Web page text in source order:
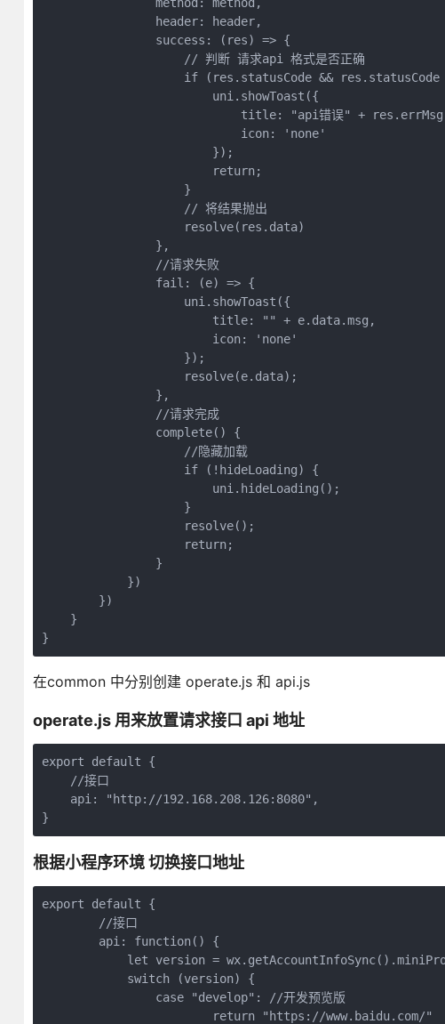
                header: header,
                success: (res) => {
                    // 判断 请求api 格式是否正确
if (res.statusCode && res.statusCode
                        uni.showToast({
title: "api错误" +
                            icon: 'none'
                        });
                        return;
                    }
                    // 将结果抛出
                    resolve(res.data)
                },
                //请求失败
                fail: (e) => {
                    uni.showToast({
                        title: "" + e.data.msg,
                        icon: 'none'
                    });
                    resolve(e.data);
                },
                //请求完成
                complete() {
                    //隐藏加载
                    if (!hideLoading) {
                        uni.hideLoading();
                    }
                    resolve();
                    return;
                }
            })
        })
    }
在common 中分别创建 operate.js 和 api.js
operate.js 用来放置请求接口 api 地址
export default {
    //接口
    api: "http://192.168.208.126:8080",
根据小程序环境 切换接口地址
export default {